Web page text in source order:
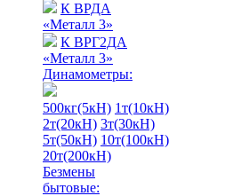
К ВРДА
«Металл 3»
К ВРГ2ДА
«Металл 3»
Динамометры:
500кг(5кН) 1т(10кН)
2т(20кН) 3т(30кН)
5т(50кН) 10т(100кН)
20т(200кН)
Безмены
бытовые: